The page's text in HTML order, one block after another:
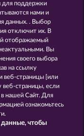
ЧаВо
Отказе
исключительно
абсолютно не
при игре на
для поддержки
нами и
данных. . Выбор
отключит их. В
отображаемый
Вы
своего выбора
на ссылку
веб-страницы [или
веб-страницы, если
нашей Сайт. Для
ознакомьтесь
чтобы